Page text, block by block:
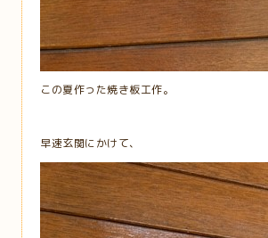
この夏作った焼き板工作。
早速玄関にかけて、